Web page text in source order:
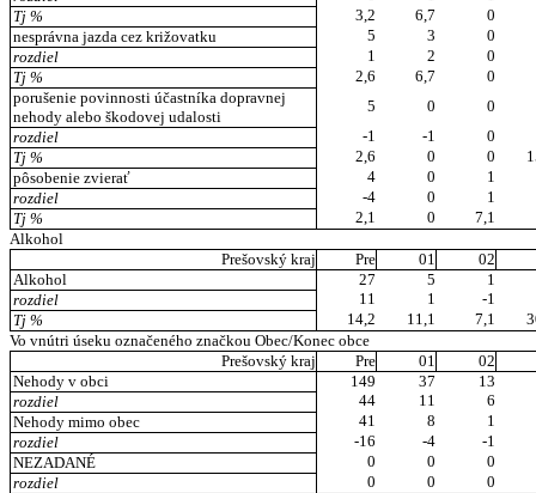
Tj %
3,2 6,7
0
nesprávna jazda cez križovatku
5 3
0
rozdiel
1 2
0
Tj %
2,6 6,7
0
porušenie povinnosti účastníka dopravnej
nehody alebo škodovej udalosti
5 0
0
rozdiel
-1 -1
0
Tj %
2,6 0 0
pôsobenie zvierať
4 0
1
rozdiel
-4 0
1
Tj %
2,1 0
7,1
Alkohol
Prešovský kraj
Pre 01
02
Alkohol
27 5
1
rozdiel
11 1
-1
Tj %
14,2 11,1 7,1
Vo vnútri úseku označeného značkou Obec/Konec obce
Prešovský kraj
Pre 01
02
Nehody v obci
149 37
13
rozdiel
44 11
6
Nehody mimo obec
41 8
1
rozdiel
-16 -4
-1
NEZADANÉ
0 0
0
rozdiel
0 0
0